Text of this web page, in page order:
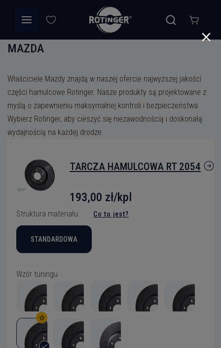
MAZDA
Właściciele Mazdy znajdą w naszej ofercie najwyższej jakości
części hamulcowe Rotinger. Nasze produkty są projektowane z
myślą o zapewnieniu maksymalnej kontroli i bezpieczeństwa.
Wybierz Rotinger, aby cieszyć się niezawodnością i doskonałą
wydajnością na każdej drodze.
TARCZA HAMULCOWA RT 2054
193,00 zł/kpl
Struktura materiału Co to jest?
STANDARDOWA
Wzór tuningu